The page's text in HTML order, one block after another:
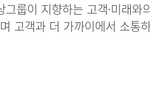
룹이 지향하는 고객·미래
고객과 더 가까이에서 소통